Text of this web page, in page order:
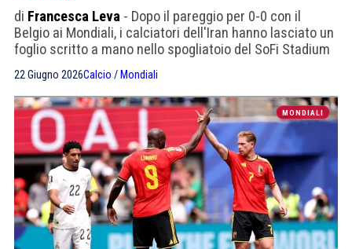
di Francesca Leva - Dopo il pareggio per 0-0 con il
Belgio ai Mondiali, i calciatori dell'Iran hanno lasciato un
foglio scritto a mano nello spogliatoio del SoFi Stadium
22 Giugno 2026Calcio / Mondiali
MONDIALI